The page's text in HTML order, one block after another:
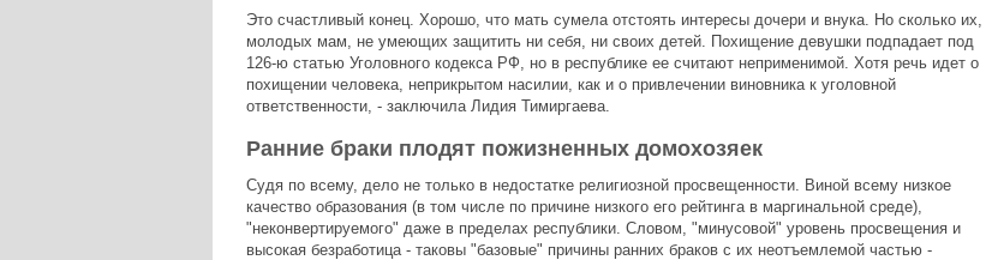
Это счастливый конец. Хорошо, что мать сумела отстоять интересы дочери и внука. Но сколько их,
молодых мам, не умеющих защитить ни себя, ни своих детей. Похищение девушки подпадает под
126-ю статью Уголовного кодекса РФ, но в республике ее считают неприменимой. Хотя речь идет о
похищении человека, неприкрытом насилии, как и о привлечении виновника к уголовной
ответственности, - заключила Лидия Тимиргаева.
Ранние браки плодят пожизненных домохозяек
Судя по всему, дело не только в недостатке религиозной просвещенности. Виной всему низкое
качество образования (в том числе по причине низкого его рейтинга в маргинальной среде),
"неконвертируемого" даже в пределах республики. Словом, "минусовой" уровень просвещения и
высокая безработица - таковы "базовые" причины ранних браков с их неотъемлемой частью -